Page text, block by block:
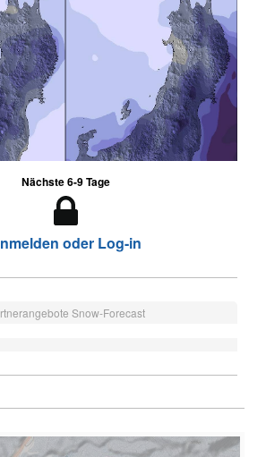
Nächste 6-9 Tage
oder Log-in
Snow-Forecast